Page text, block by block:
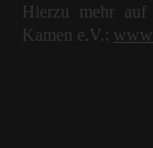
Hierzu mehr auf
Kamen e.V.: